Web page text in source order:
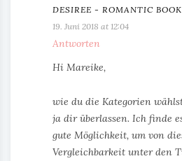
DESIREE - ROMANTIC
19. Juni 2018 at 12:04
Antworten
Hi Mareike,
wie du die Kategorien
ja dir überlassen. Ich finde
gute Möglichkeit, um von
Vergleichbarkeit unter den